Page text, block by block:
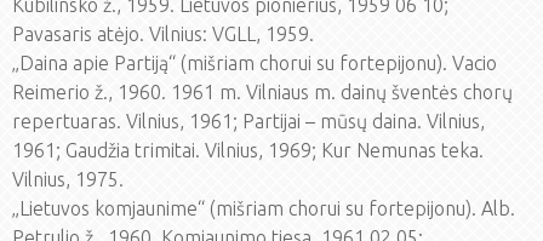
Kubilinsko ž., 1959. Lietuvos pionierius, 1959 06 10;
Pavasaris atėjo. Vilnius: VGLL, 1959.
„Daina apie Partiją“ (mišriam chorui su fortepijonu). Vacio
Reimerio ž., 1960. 1961 m. Vilniaus m. dainų šventės chorų
repertuaras. Vilnius, 1961; Partijai – mūsų daina. Vilnius,
1961; Gaudžia trimitai. Vilnius, 1969; Kur Nemunas teka.
Vilnius, 1975.
„Lietuvos komjaunime“ (mišriam chorui su fortepijonu). Alb.